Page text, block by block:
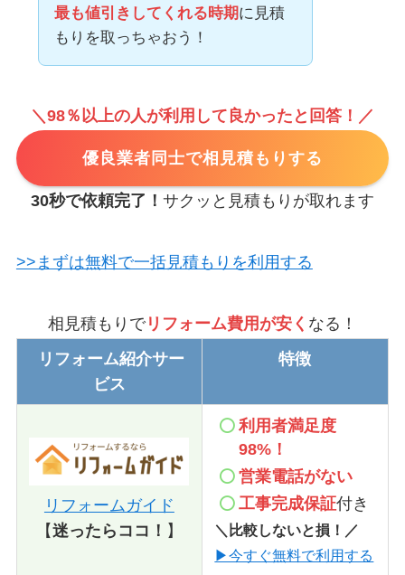
最も値引きしてくれる時期に見積
もりを取っちゃおう！
＼98％以上の人が利用して良かったと回答！／
優良業者同士で相見積もりする
30秒で依頼完了！ サクッと見積もりが取れます
>>まずは無料で一括見積もりを利用する
相見積もりでリフォーム費用が安く なる！
リフォーム紹介サー
ビス
特徴
リフォームガイド
【迷ったらココ！ 】
利用者満足度
98%！
営業電話がない
工事完成保証付き
＼比較しないと損！／
▶今すぐ無料で利用する